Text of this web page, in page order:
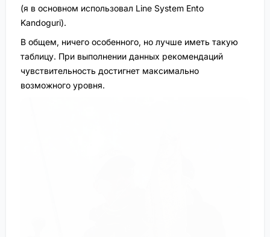
(я в основном использовал Line System Ento
Kandoguri).
В общем, ничего особенного, но лучше иметь такую
таблицу. При выполнении данных рекомендаций
чувствительность достигнет максимально
возможного уровня.